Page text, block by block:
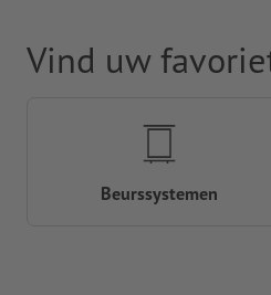
Vind uw
Beurssystemen